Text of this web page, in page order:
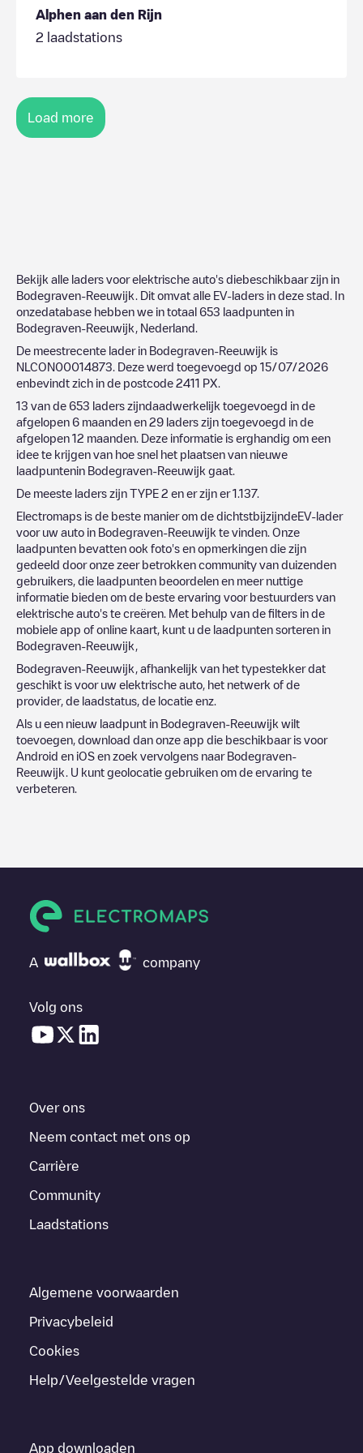
Alphen aan den Rijn
2 laadstations
Load more
Bekijk alle laders voor elektrische auto's diebeschikbaar zijn in
Bodegraven-Reeuwijk
. Dit omvat alle EV-laders in deze stad. In
onzedatabase hebben we in totaal 653 laadpunten in
Bodegraven-Reeuwijk
Nederland
De meestrecente lader in Bodegraven-Reeuwijk is
NLCON00014873 . Deze werd toegevoegd op 15/07/2026
enbevindt zich in de postcode 2411 PX
13 van de 653 laders zijndaadwerkelijk toegevoegd in de
afgelopen 6 maanden en 29 laders zijn toegevoegd in de
afgelopen 12 maanden. Deze informatie is erghandig om een
idee te krijgen van hoe snel het plaatsen van nieuwe
laadpuntenin Bodegraven-Reeuwijk gaat.
De meeste laders zijn TYPE 2 en er zijn er1.137.
Electromaps is de beste manier om de dichtstbijzijndeEV-lader
voor uw auto in Bodegraven-Reeuwijk te vinden. Onze
laadpunten bevatten ook foto's en opmerkingen die zijn
gedeeld door onze zeer betrokken community van duizenden
gebruikers, die laadpunten beoordelen en meer nuttige
informatie bieden om de beste ervaring voor bestuurders van
elektrische auto's te creëren. Met behulp van de filters in de
mobiele app of online kaart, kunt u de laadpunten sorteren in
Bodegraven-Reeuwijk
Bodegraven-Reeuwijk , afhankelijk van het typestekker dat
geschikt is voor uw elektrische auto, het netwerk of de
provider, de laadstatus, de locatie enz.
Als u een nieuw laadpunt in Bodegraven-Reeuwijk wilt
toevoegen, download dan onze app die beschikbaar is voor
Android en iOS en zoek vervolgens naar Bodegraven-
Reeuwijk
. U kunt geolocatie gebruiken om de ervaring te
verbeteren.
A company
Volg ons
Over ons
Neem contact met ons op
Carrière
Community
Laadstations
Algemene voorwaarden
Privacybeleid
Cookies
Help/Veelgestelde vragen
App downloaden